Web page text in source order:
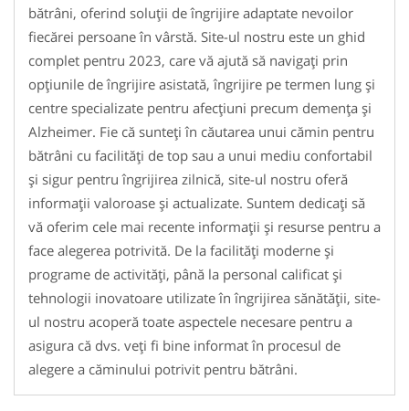
bătrâni, oferind soluții de îngrijire adaptate nevoilor
fiecărei persoane în vârstă. Site-ul nostru este un ghid
complet pentru 2023, care vă ajută să navigați prin
opțiunile de îngrijire asistată, îngrijire pe termen lung și
centre specializate pentru afecțiuni precum demența și
Alzheimer. Fie că sunteți în căutarea unui cămin pentru
bătrâni cu facilități de top sau a unui mediu confortabil
și sigur pentru îngrijirea zilnică, site-ul nostru oferă
informații valoroase și actualizate. Suntem dedicați să
vă oferim cele mai recente informații și resurse pentru a
face alegerea potrivită. De la facilități moderne și
programe de activități, până la personal calificat și
tehnologii inovatoare utilizate în îngrijirea sănătății, site-
ul nostru acoperă toate aspectele necesare pentru a
asigura că dvs. veți fi bine informat în procesul de
alegere a căminului potrivit pentru bătrâni.